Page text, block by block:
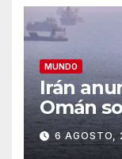
MUNDO
Irán
Omán
avisa
6 AGOSTO,